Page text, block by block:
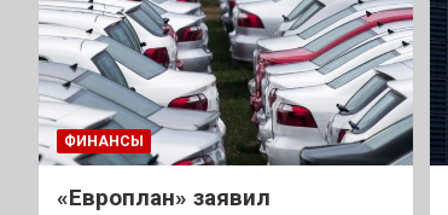
ФИНАНСЫ
«Европлан» заявил